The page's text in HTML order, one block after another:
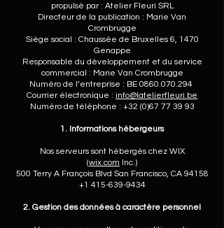
propulsé par : Atelier Fleuri SRL
Directeur de la publication : Marie Van
Crombrugge
Siège social : Chaussée de Bruxelles 6, 1470
Genappe
Responsable du développement et du service
commercial : Marie Van Crombrugge
Numéro de l’entreprise : BE 0860.070.294
Courrier électronique : info@latelierfleuri.be
Numéro de téléphone : +32 (0)67 77 39 93
1. Informations hébergeurs
Nos serveurs sont hébergés chez WIX
(wix.com Inc.)
500 Terry A François Blvd San Francisco, CA 94158
+1 415-639-9434
2. Gestion des données à caractère personnel